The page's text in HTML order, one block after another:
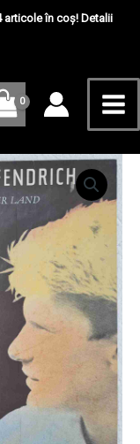
articole în coș! Detalii